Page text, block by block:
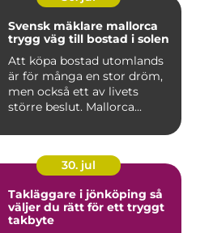
Svensk mäklare mallorca
trygg väg till bostad i solen
Att köpa bostad utomlands
är för många en stor dröm,
men också ett av livets
större beslut. Mallorca...
30. jul
Takläggare i jönköping så
väljer du rätt för ett tryggt
takbyte